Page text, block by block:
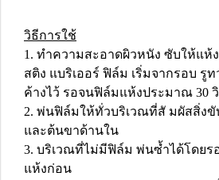
วิธีการใช้
1. ทำความสะอาดผิวหนัง ซับให้แห้
สติง แบริเออร์ ฟิล์ม เริ่มจากรอบ รู
ค้างไว้ รอจนฟิล์มแห้งประมาณ 30
2. พ่นฟิล์มให้ทั่วบริเวณที่สั มผัสสิ่ง
และต้นขาด้านใน
3. บริเวณที่ไม่มีฟิล์ม พ่นซ้ำได้โดยร
แห้งก่อน